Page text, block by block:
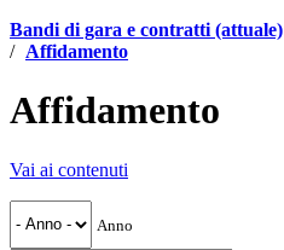
Bandi di gara e contratti (attuale)
/ Affidamento
Affidamento
Vai ai contenuti
Anno